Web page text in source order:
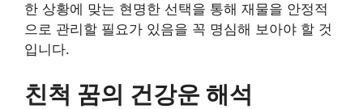
한 상황에 맞는 현명한 선택을 통해 재물을 안정적
으로 관리할 필요가 있음을 꼭 명심해 보아야 할 것
입니다.
친척 꿈의 건강운 해석